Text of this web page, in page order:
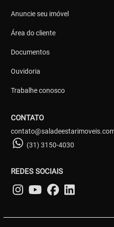
Anuncie seu imóvel
Área do cliente
Documentos
Ouvidoria
Trabalhe conosco
CONTATO
(31) 3150-4030
REDES SOCIAIS